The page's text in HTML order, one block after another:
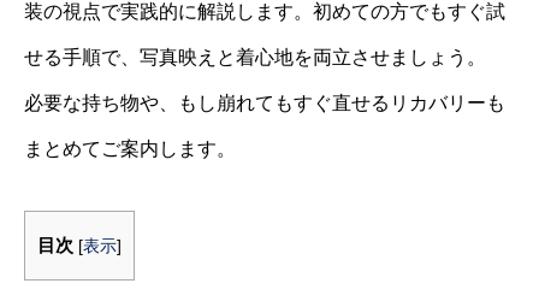
装の視点で実践的に解説します。初めての方でもすぐ試
せる手順で、写真映えと着心地を両立させましょう。
必要な持ち物や、もし崩れてもすぐ直せるリカバリーも
まとめてご案内します。
目次 [表示]